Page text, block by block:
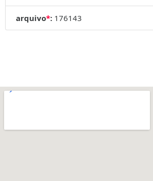
arquivo*: 176143